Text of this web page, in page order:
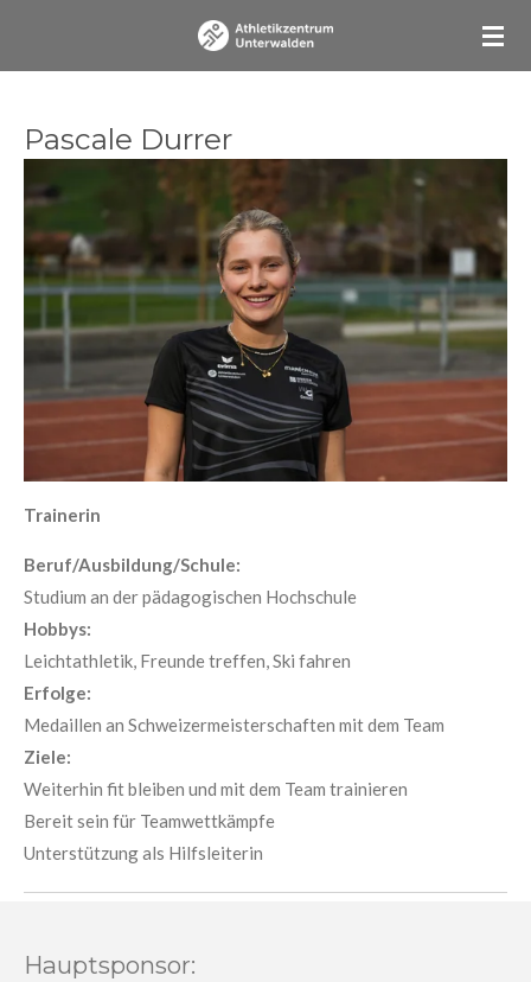
Pascale Durrer
Trainerin
Beruf/Ausbildung/Schule:
Studium an der pädagogischen Hochschule
Hobbys:
Leichtathletik, Freunde treffen, Ski fahren
Erfolge:
Medaillen an Schweizermeisterschaften mit dem Team
Ziele:
Weiterhin fit bleiben und mit dem Team trainieren
Bereit sein für Teamwettkämpfe
Unterstützung als Hilfsleiterin
Hauptsponsor: